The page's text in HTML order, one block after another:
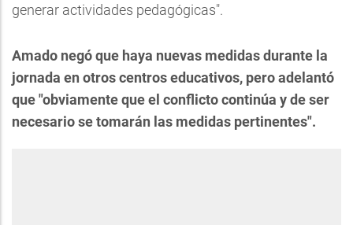
generar actividades pedagógicas".
Amado negó que haya nuevas medidas durante la
jornada en otros centros educativos, pero adelantó
que "obviamente que el conflicto continúa y de ser
necesario se tomarán las medidas pertinentes".